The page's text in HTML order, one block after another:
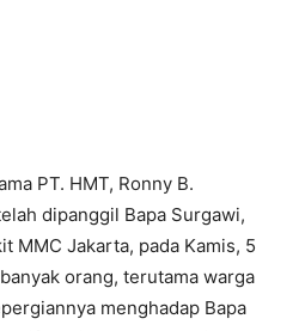
PT. HMT, Ronny B.
dipanggil Bapa Surgawi,
MMC Jakarta, pada Kamis, 5
orang, terutama warga
menghadap Bapa